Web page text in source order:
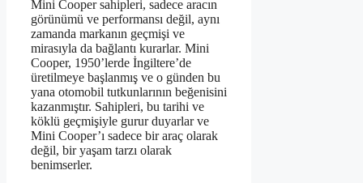
Mini Cooper sahipleri, sadece aracın
görünümü ve performansı değil, aynı
zamanda markanın geçmişi ve
mirasıyla da bağlantı kurarlar. Mini
Cooper, 1950’lerde İngiltere’de
üretilmeye başlanmış ve o günden bu
yana otomobil tutkunlarının beğenisini
kazanmıştır. Sahipleri, bu tarihi ve
köklü geçmişiyle gurur duyarlar ve
Mini Cooper’ı sadece bir araç olarak
değil, bir yaşam tarzı olarak
benimserler.